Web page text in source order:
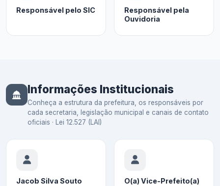
Responsável pelo SIC
Responsável pela
Ouvidoria
Informações Institucionais
Conheça a estrutura da prefeitura, os responsáveis por
cada secretaria, legislação municipal e canais de contato
oficiais · Lei 12.527 (LAI)
Jacob Silva Souto O(a) Vice-Prefeito(a)